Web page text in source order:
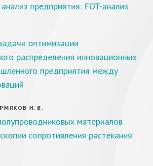
предприятия: FOT-анализ
оптимизации
распределения инновационных
предприятия между
Н. В.
материалов
сопротивления растекания